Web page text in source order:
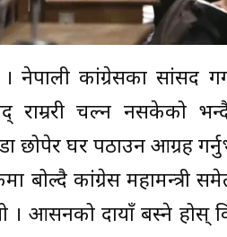
नेपाली कांग्रेसका सांसद
राम्ररी चल्न नसकेको
छोपेर घर पठाउन आग्रह
बोल्दै कांग्रेस
। आसनको दायाँ बस्ने होस्